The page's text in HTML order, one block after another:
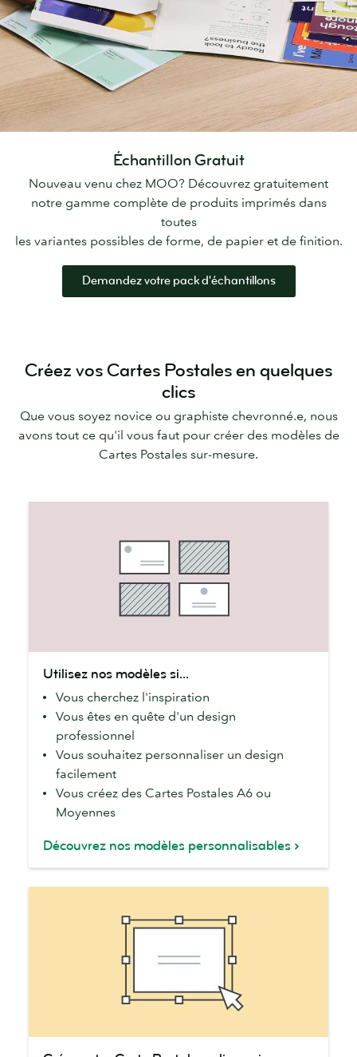
Échantillon Gratuit
Nouveau venu chez MOO? Découvrez gratuitement
notre gamme complète de produits imprimés dans
toutes
les variantes possibles de forme, de papier et de finition.
Demandez votre pack d'échantillons
Créez vos Cartes Postales en quelques
clics
Que vous soyez novice ou graphiste chevronné.e, nous
avons tout ce qu'il vous faut pour créer des modèles de
Cartes Postales sur-mesure.
nos
modèles
si...
Utilisez nos modèles si...
Vous cherchez l'inspiration
Vous êtes en quête d'un design
professionnel
Vous souhaitez personnaliser un design
facilement
Vous créez des Cartes Postales A6 ou
Moyennes
Découvrez nos modèles personnalisables